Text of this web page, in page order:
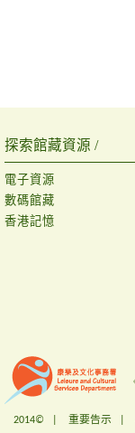
探索館藏資源 /
電子資源
數碼館藏
香港記憶
2014© | 重要告示